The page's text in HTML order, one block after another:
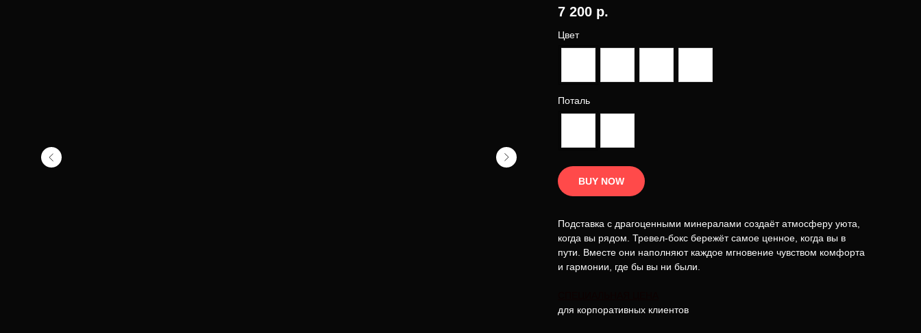
7 200 р.
Цвет
Поталь
BUY NOW
Подставка с драгоценными минералами создаёт атмосферу уюта,
когда вы рядом. Тревел-бокс бережёт самое ценное, когда вы в
пути. Вместе они наполняют каждое мгновение чувством комфорта
и гармонии, где бы вы ни были.
для корпоративных клиентов